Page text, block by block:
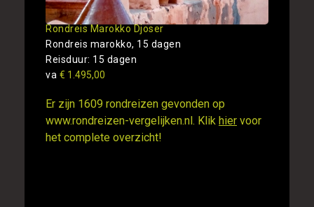
Rondreis Marokko Djoser
Rondreis marokko, 15 dagen
Reisduur: 15 dagen
va € 1.495,00
Er zijn 1609 rondreizen gevonden op
www.rondreizen-vergelijken.nl. Klik hier voor
het complete overzicht!